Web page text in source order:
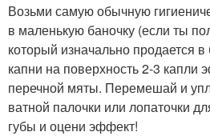
Возьми самую обычную
в маленькую баночку (если ты
который изначально продается
капни на поверхность 2-3 капли
перечной мяты. Перемешай и
ватной палочки или лопаточки
губы и оцени эффект!